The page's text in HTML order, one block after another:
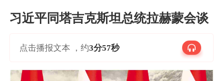
习近平同塔吉克斯坦总统拉赫蒙会谈
点击播报文本 ，约3分57秒